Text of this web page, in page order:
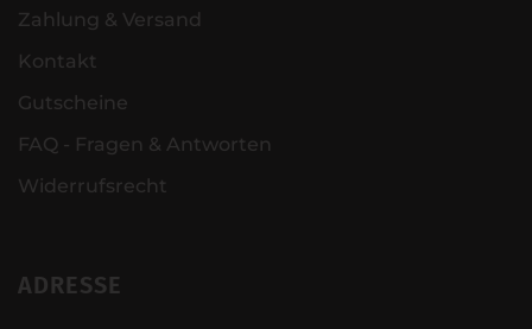
Zahlung & Versand
Kontakt
Gutscheine
FAQ - Fragen & Antworten
Widerrufsrecht
ADRESSE